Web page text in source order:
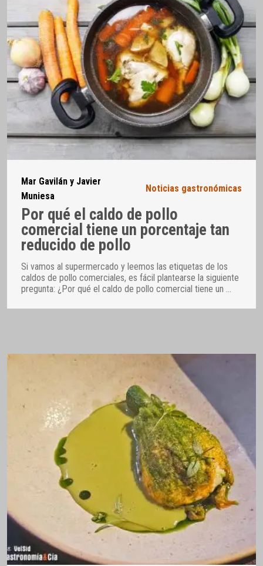
Mar Gavilán y Javier
Muniesa
Noticias gastronómicas
Por qué el caldo de pollo
comercial tiene un porcentaje tan
reducido de pollo
Si vamos al supermercado y leemos las etiquetas de los
caldos de pollo comerciales, es fácil plantearse la siguiente
pregunta: ¿Por qué el caldo de pollo comercial tiene un …